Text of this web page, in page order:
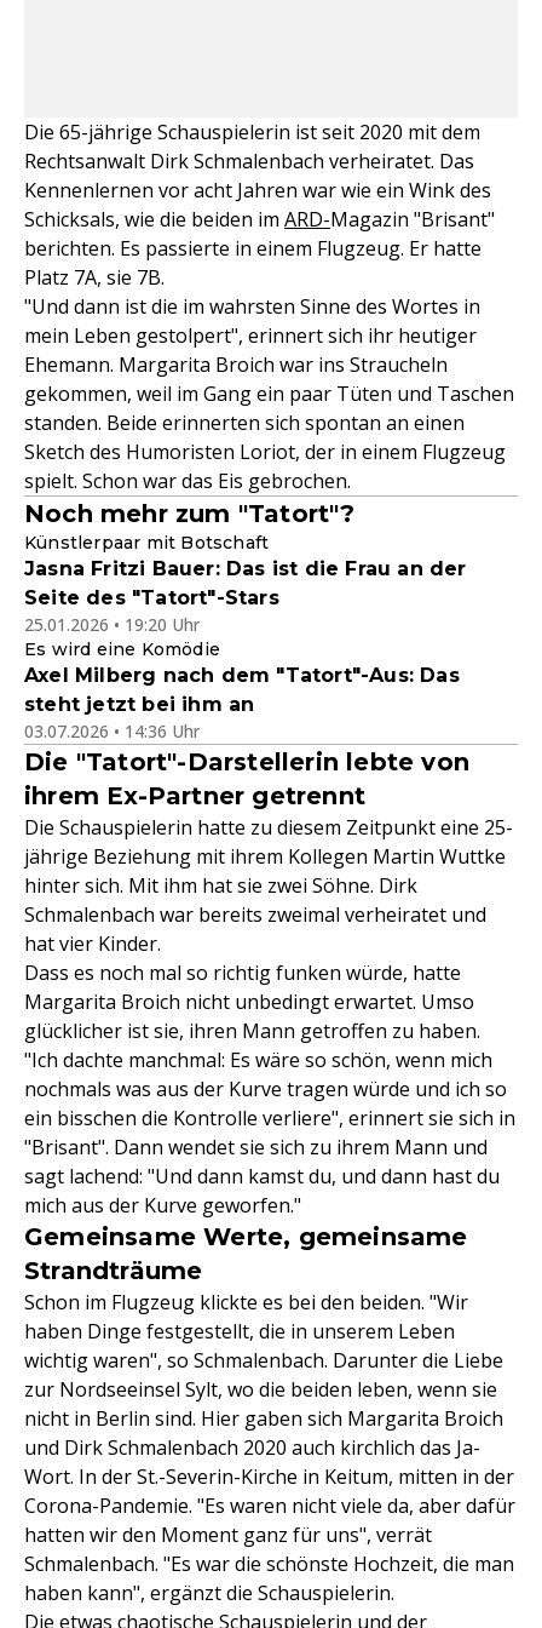
Die 65-jährige Schauspielerin ist seit 2020 mit dem
Rechtsanwalt Dirk Schmalenbach verheiratet. Das
Kennenlernen vor acht Jahren war wie ein Wink des
Schicksals, wie die beiden im ARD-Magazin "Brisant"
berichten. Es passierte in einem Flugzeug. Er hatte
Platz 7A, sie 7B.
"Und dann ist die im wahrsten Sinne des Wortes in
mein Leben gestolpert", erinnert sich ihr heutiger
Ehemann. Margarita Broich war ins Straucheln
gekommen, weil im Gang ein paar Tüten und Taschen
standen. Beide erinnerten sich spontan an einen
Sketch des Humoristen Loriot, der in einem Flugzeug
spielt. Schon war das Eis gebrochen.
Noch mehr zum "Tatort"?
Künstlerpaar mit Botschaft
Jasna Fritzi Bauer: Das ist die Frau an der
Seite des "Tatort"-Stars
25.01.2026 • 19:20 Uhr
Es wird eine Komödie
Axel Milberg nach dem "Tatort"-Aus: Das
steht jetzt bei ihm an
03.07.2026 • 14:36 Uhr
Die "Tatort"-Darstellerin lebte von
ihrem Ex-Partner getrennt
Die Schauspielerin hatte zu diesem Zeitpunkt eine 25-
jährige Beziehung mit ihrem Kollegen Martin Wuttke
hinter sich. Mit ihm hat sie zwei Söhne. Dirk
Schmalenbach war bereits zweimal verheiratet und
hat vier Kinder.
Dass es noch mal so richtig funken würde, hatte
Margarita Broich nicht unbedingt erwartet. Umso
glücklicher ist sie, ihren Mann getroffen zu haben.
"Ich dachte manchmal: Es wäre so schön, wenn mich
nochmals was aus der Kurve tragen würde und ich so
ein bisschen die Kontrolle verliere", erinnert sie sich in
"Brisant". Dann wendet sie sich zu ihrem Mann und
sagt lachend: "Und dann kamst du, und dann hast du
mich aus der Kurve geworfen."
Gemeinsame Werte, gemeinsame
Strandträume
Schon im Flugzeug klickte es bei den beiden. "Wir
haben Dinge festgestellt, die in unserem Leben
wichtig waren", so Schmalenbach. Darunter die Liebe
zur Nordseeinsel Sylt, wo die beiden leben, wenn sie
nicht in Berlin sind. Hier gaben sich Margarita Broich
und Dirk Schmalenbach 2020 auch kirchlich das Ja-
Wort. In der St.-Severin-Kirche in Keitum, mitten in der
Corona-Pandemie. "Es waren nicht viele da, aber dafür
hatten wir den Moment ganz für uns", verrät
Schmalenbach. "Es war die schönste Hochzeit, die man
haben kann", ergänzt die Schauspielerin.
Die etwas chaotische Schauspielerin und der